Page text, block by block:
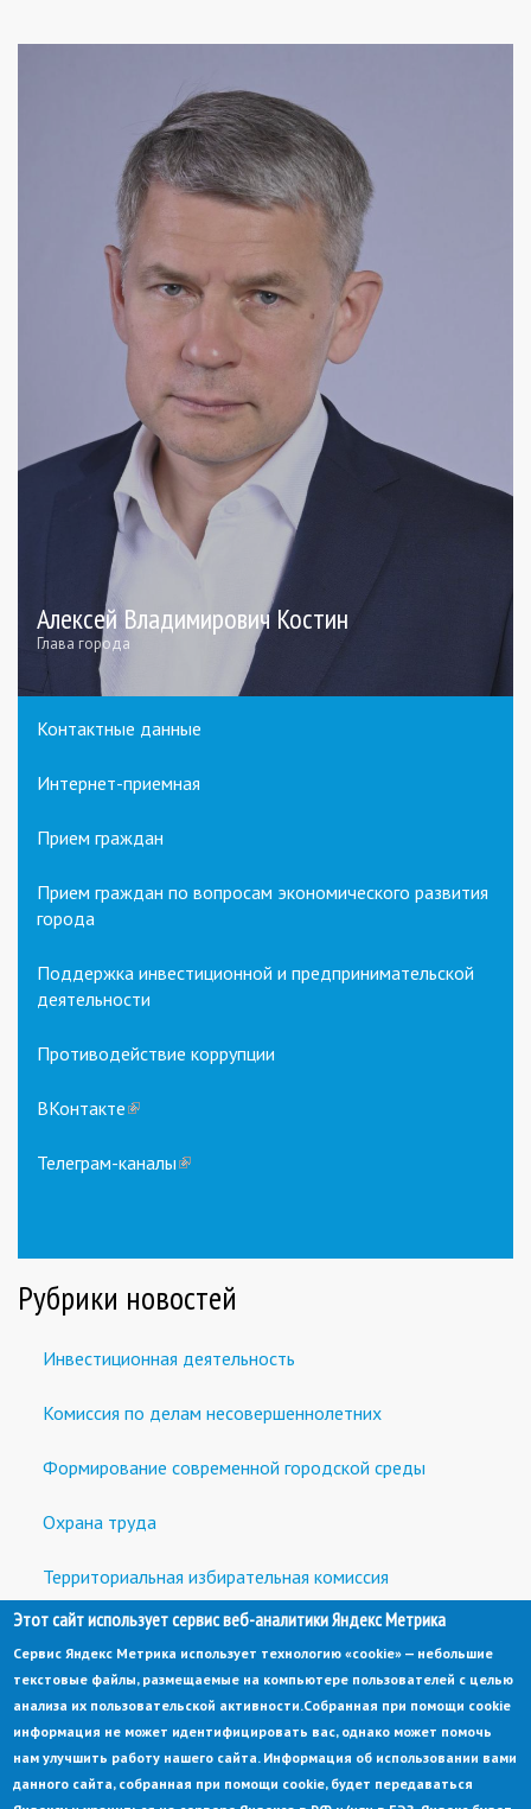
Алексей Владимирович Костин
Глава города
Контактные данные
Интернет-приемная
Прием граждан
Прием граждан по вопросам экономического развития
города
Поддержка инвестиционной и предпринимательской
деятельности
Противодействие коррупции
ВКонтакте(link
external)
Телеграм-каналы(link
Рубрики новостей
Инвестиционная деятельность
Комиссия по делам несовершеннолетних
Формирование современной городской среды
Охрана труда
Территориальная избирательная комиссия
Встречи с предпринимателями и инвесторами
© Администрация города Заречный
Этот сайт использует сервис веб-аналитики Яндекс Метрика
Сервис Яндекс Метрика использует технологию «cookie» — небольшие
текстовые файлы, размещаемые на компьютере пользователей с целью
анализа их пользовательской активности.Собранная при помощи cookie
информация не может идентифицировать вас, однако может помочь
нам улучшить работу нашего сайта. Информация об использовании вами
данного сайта, собранная при помощи cookie, будет передаваться